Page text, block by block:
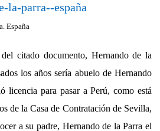
citado documento, Hernando de la
los años sería abuelo de Hernando
licencia para pasar a Perú, como está
de la Casa de Contratación de Sevilla,
a su padre, Hernando de la Parra el